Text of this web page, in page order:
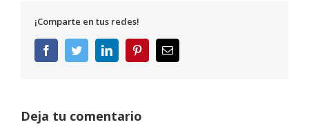
¡Comparte en tus redes!
FacebookTwitterLinkedInPinterestCorreo
electrónico
Deja tu comentario